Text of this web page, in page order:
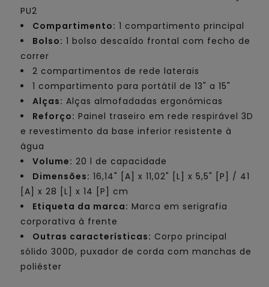
PU2
Compartimento: 1 compartimento principal
Bolso: 1 bolso descaído frontal com fecho de
correr
2 compartimentos de rede laterais
1 compartimento para portátil de 13" a 15"
Alças: Alças almofadadas ergonómicas
Reforço: Painel traseiro em rede respirável 3D
e revestimento da base inferior resistente à
água
Volume: 20 l de capacidade
Dimensões: 16,14" [A] x 11,02" [L] x 5,5" [P] / 41
[A] x 28 [L] x 14 [P] cm
Etiqueta da marca: Marca em serigrafia
corporativa à frente
Outras características: Corpo principal
sólido 300D, puxador de corda com manchas de
poliéster